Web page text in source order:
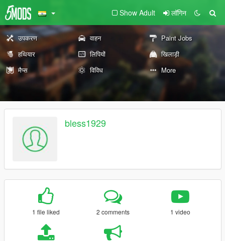
Show Adult लॉगिन
उपकरण वाहन
Paint Jobs
हथियार
लिपियों
खिलाड़ी
मैप्स
विविध More
bless1929
1 file liked 2 comments 1 video